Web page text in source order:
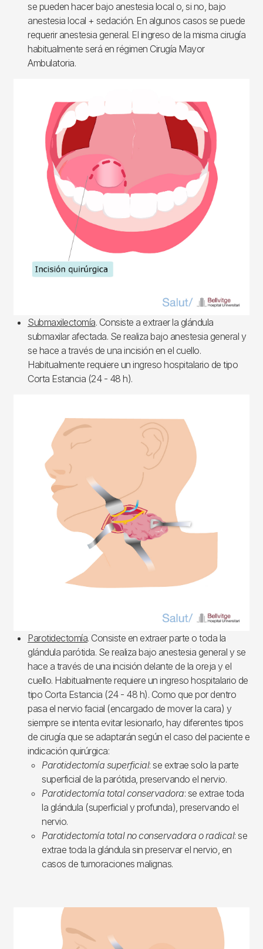
se pueden hacer bajo anestesia local o, si no, bajo
anestesia local + sedación. En algunos casos se puede
requerir anestesia general. El ingreso de la misma cirugía
habitualmente será en régimen Cirugía Mayor
Ambulatoria.
Submaxilectomía. Consiste a extraer la glándula
submaxilar afectada. Se realiza bajo anestesia general y
se hace a través de una incisión en el cuello.
Habitualmente requiere un ingreso hospitalario de tipo
Corta Estancia (24 - 48 h).
Parotidectomía. Consiste en extraer parte o toda la
glándula parótida. Se realiza bajo anestesia general y se
hace a través de una incisión delante de la oreja y el
cuello. Habitualmente requiere un ingreso hospitalario de
tipo Corta Estancia (24 - 48 h). Como que por dentro
pasa el nervio facial (encargado de mover la cara) y
siempre se intenta evitar lesionarlo, hay diferentes tipos
de cirugía que se adaptarán según el caso del paciente e
indicación quirúrgica:
Parotidectomía superficial: se extrae solo la parte
superficial de la parótida, preservando el nervio.
Parotidectomía total conservadora: se extrae toda
la glándula (superficial y profunda), preservando el
nervio.
Parotidectomía total no conservadora o radical: se
extrae toda la glándula sin preservar el nervio, en
casos de tumoraciones malignas.